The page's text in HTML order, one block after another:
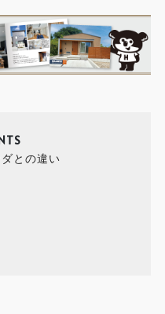
との違い